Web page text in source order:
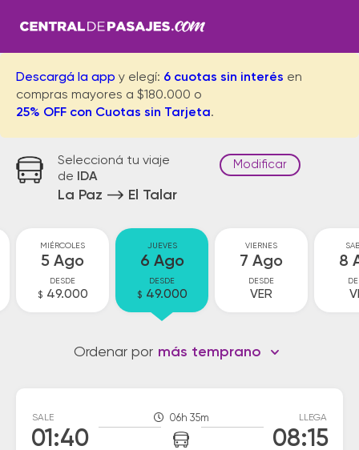
Descargá la app y elegí: 6 cuotas sin interés en
compras mayores a $180.000 o
25% OFF con Cuotas sin Tarjeta.
Seleccioná tu viaje
de
IDA
La Paz El Talar
Modificar
MIÉRCOLES
5 Ago
DESDE
$ 49.000
JUEVES
6 Ago
DESDE
$ 49.000
VIERNES
7 Ago
DESDE
VER
8
Ordenar por más temprano
SALE
01:40
06h 35m LLEGA
08:15